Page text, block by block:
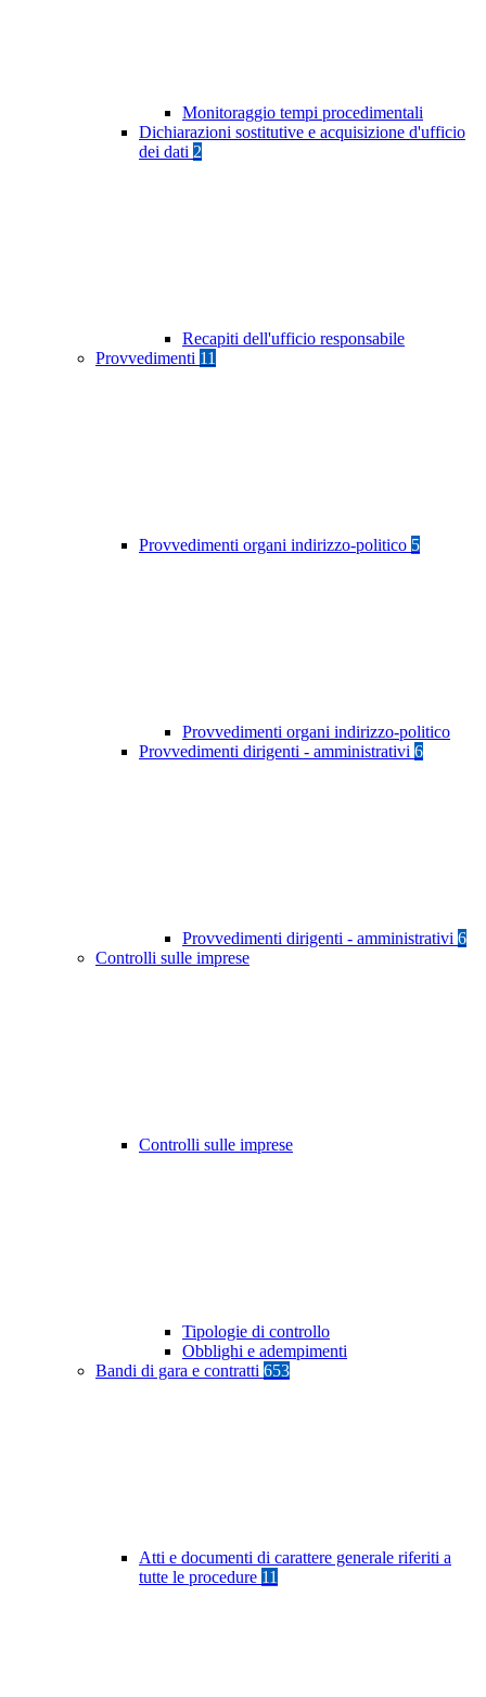
Monitoraggio tempi procedimentali
Dichiarazioni sostitutive e acquisizione d'ufficio
dei dati 2
Recapiti dell'ufficio responsabile
Provvedimenti 11
Provvedimenti organi indirizzo-politico 5
Provvedimenti organi indirizzo-politico
Provvedimenti dirigenti - amministrativi 6
Provvedimenti dirigenti - amministrativi 6
Controlli sulle imprese
Controlli sulle imprese
Tipologie di controllo
Obblighi e adempimenti
Bandi di gara e contratti 653
Atti e documenti di carattere generale riferiti a
tutte le procedure 11